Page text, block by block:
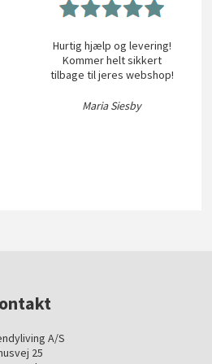
Hurtig hjælp og levering!
Kommer helt sikkert
tilbage til jeres webshop!
Maria Siesby
A/S
25